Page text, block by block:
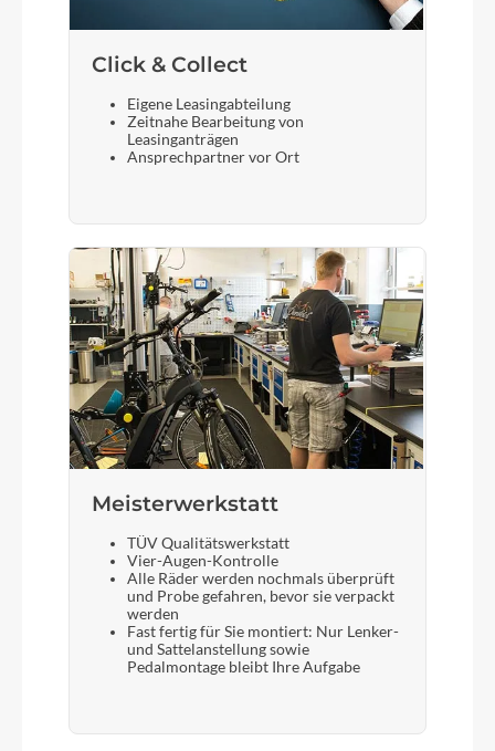
Click & Collect
Eigene Leasingabteilung
Zeitnahe Bearbeitung von
Leasinganträgen
Ansprechpartner vor Ort
Meisterwerkstatt
TÜV Qualitätswerkstatt
Vier-Augen-Kontrolle
Alle Räder werden nochmals überprüft
und Probe gefahren, bevor sie verpackt
werden
Fast fertig für Sie montiert: Nur Lenker-
und Sattelanstellung sowie
Pedalmontage bleibt Ihre Aufgabe